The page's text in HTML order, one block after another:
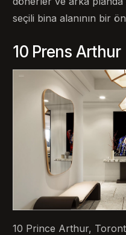
seçili bina alanının bir
10 Prens Arthur
10 Prince Arthur,